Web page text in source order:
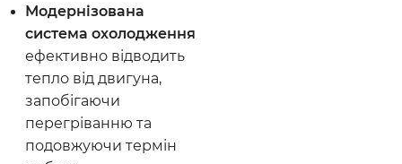
Модернізована
система охолодження
ефективно відводить
тепло від двигуна,
запобігаючи
перегріванню та
подовжуючи термін